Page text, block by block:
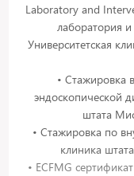
Laboratory and
лаборатория
Университетская
• Стажировка
эндоскопической
штата
• Стажировка по
клиника
• ECFMG